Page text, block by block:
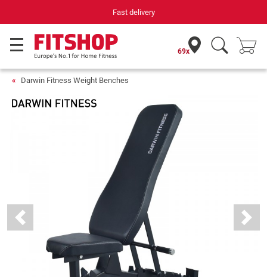
Your expert in home fitness for 42 years
69x
Darwin Fitness Weight Benches
Previous Next